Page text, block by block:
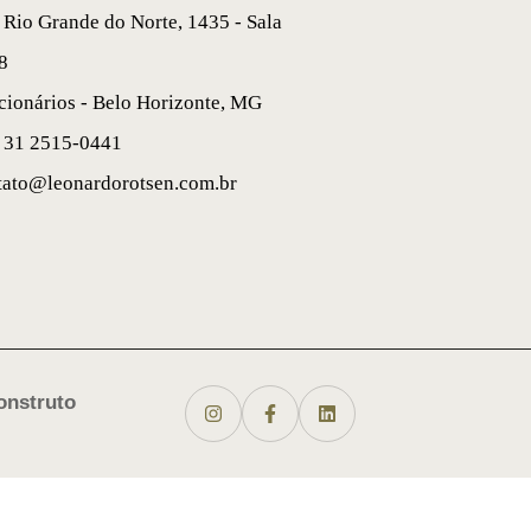
Rio Grande do Norte, 1435 - Sala
- Belo Horizonte, MG
2515-0441